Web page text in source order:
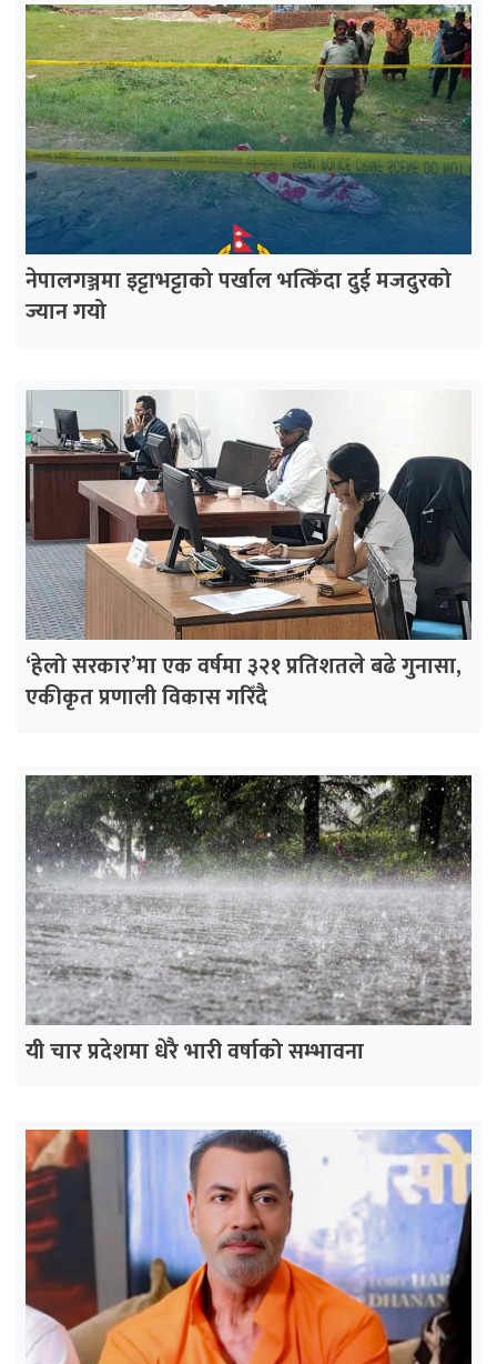
नेपालगञ्जमा इट्टाभट्टाको पर्खाल भत्किँदा दुई मजदुरको
ज्यान गयो
‘हेलो सरकार’मा एक वर्षमा ३२१ प्रतिशतले बढे गुनासा,
एकीकृत प्रणाली विकास गरिँदै
यी चार प्रदेशमा धेरै भारी वर्षाको सम्भावना